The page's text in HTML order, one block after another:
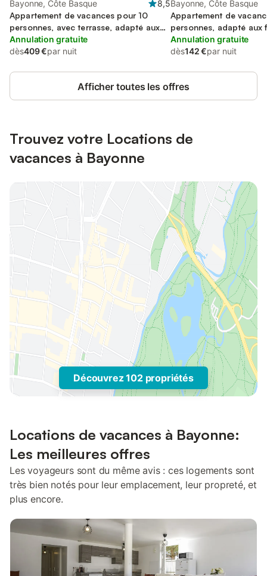
Bayonne, Côte Basque
8,5
Appartement de vacances pour 10
personnes, avec terrasse, adapté aux
familles
Annulation gratuite
dès409 €par nuit
Bayonne, Côte Basque
Appartement de
personnes, adapté aux
Annulation gratuite
dès142 €par nuit
Afficher toutes les offres
Trouvez votre Locations de
vacances à Bayonne
Découvrez 102 propriétés
Locations de vacances à Bayonne:
Les meilleures offres
Les voyageurs sont du même avis : ces logements sont
très bien notés pour leur emplacement, leur propreté, et
plus encore.